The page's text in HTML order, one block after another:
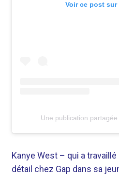
Voir ce post sur
Une publication
Kanye West – qui a
détail chez Gap dans sa